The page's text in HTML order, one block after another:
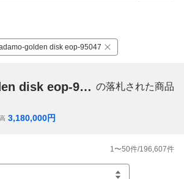
golden disk eop-95047
「adamo-golden disk eop-95047」 の落札された商品
3,180,000円
1 〜50件/196,607件